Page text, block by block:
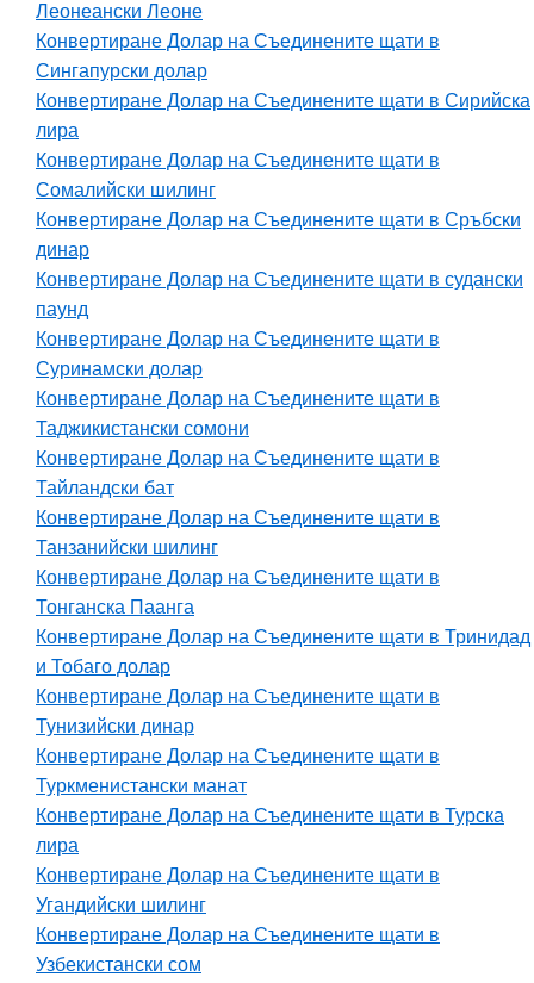
Леонеански Леоне
Конвертиране Долар на Съединените щати в
Сингапурски долар
Конвертиране Долар на Съединените щати в Сирийска
лира
Конвертиране Долар на Съединените щати в
Сомалийски шилинг
Конвертиране Долар на Съединените щати в Сръбски
динар
Конвертиране Долар на Съединените щати в судански
паунд
Конвертиране Долар на Съединените щати в
Суринамски долар
Конвертиране Долар на Съединените щати в
Таджикистански сомони
Конвертиране Долар на Съединените щати в
Тайландски бат
Конвертиране Долар на Съединените щати в
Танзанийски шилинг
Конвертиране Долар на Съединените щати в
Тонганска Паанга
Конвертиране Долар на Съединените щати в Тринидад
и Тобаго долар
Конвертиране Долар на Съединените щати в
Тунизийски динар
Конвертиране Долар на Съединените щати в
Туркменистански манат
Конвертиране Долар на Съединените щати в Турска
лира
Конвертиране Долар на Съединените щати в
Угандийски шилинг
Конвертиране Долар на Съединените щати в
Узбекистански сом